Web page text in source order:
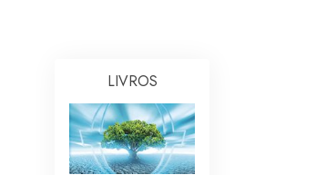
LIVROS